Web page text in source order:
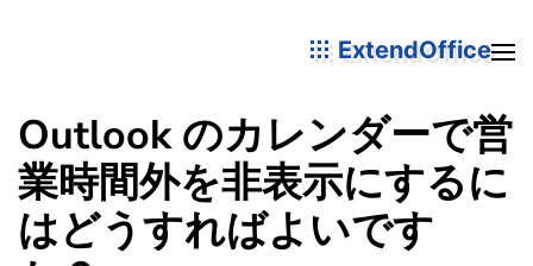
ExtendOffice
Outlook のカレンダーで営
業時間外を非表示にするに
はどうすればよいです